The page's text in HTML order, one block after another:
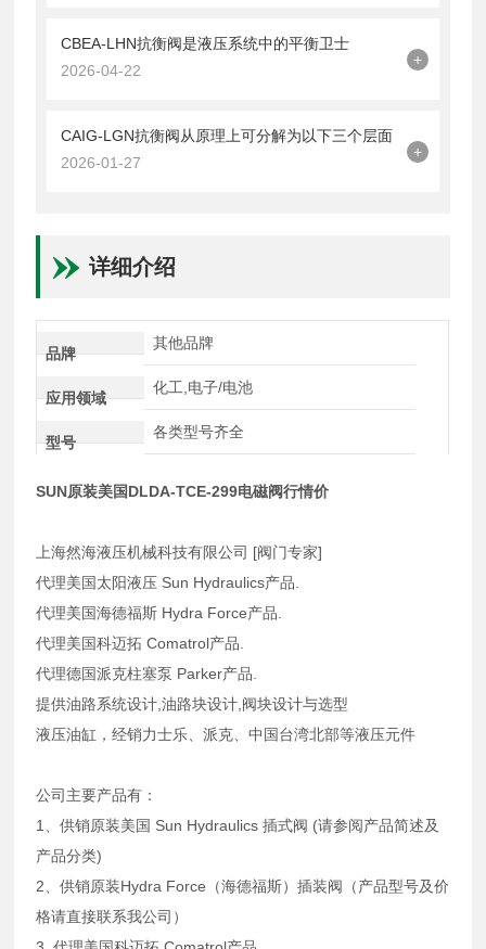
CBEA-LHN抗衡阀是液压系统中的平衡卫士
2026-04-22
+
CAIG-LGN抗衡阀从原理上可分解为以下三个层面
2026-01-27
+
详细介绍
品牌
其他品牌
应用领域
化工,电子/电池
型号
各类型号齐全
SUN原装美国DLDA-TCE-299电磁阀行情价
上海然海液压机械科技有限公司 [阀门专家]
代理美国太阳液压 Sun Hydraulics产品.
代理美国海德福斯 Hydra Force产品.
代理美国科迈拓 Comatrol产品.
代理德国派克柱塞泵 Parker产品.
提供油路系统设计,油路块设计,阀块设计与选型
液压油缸，经销力士乐、派克、中国台湾北部等液压元件
公司主要产品有：
1、供销原装美国 Sun Hydraulics 插式阀 (请参阅产品简述及
产品分类)
2、供销原装Hydra Force（海德福斯）插装阀（产品型号及价
格请直接联系我公司）